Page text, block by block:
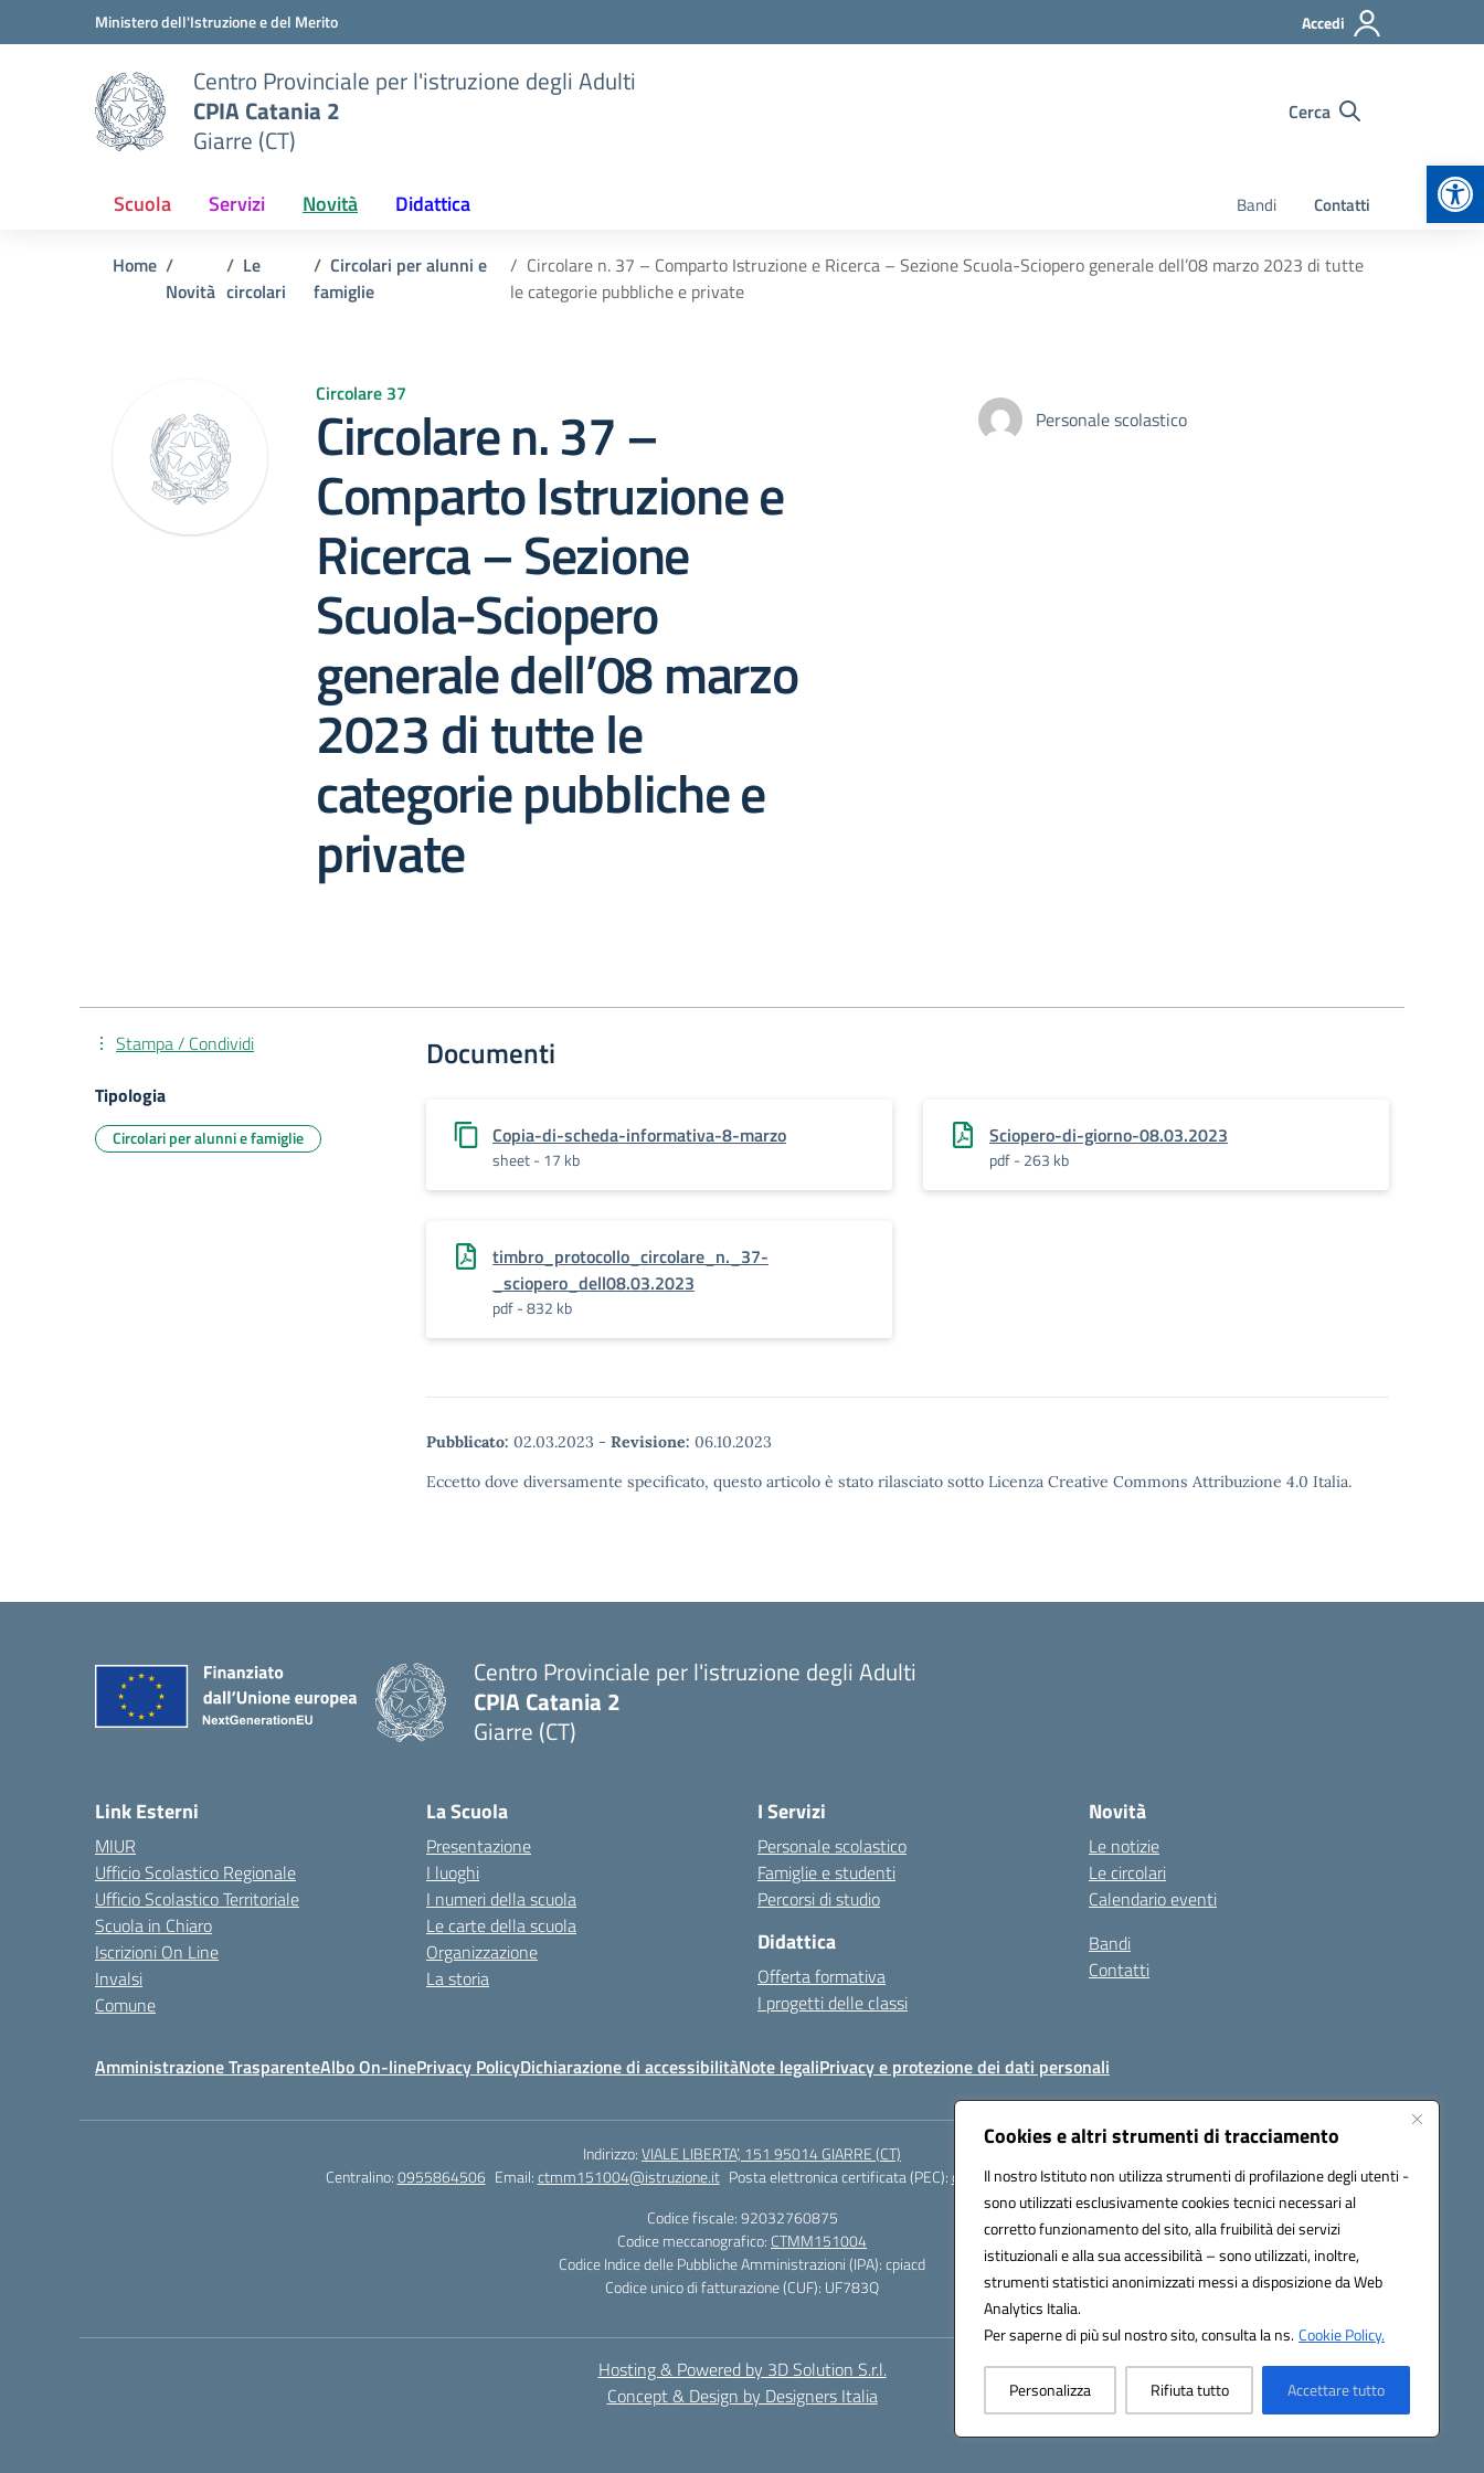
Cookies e altri strumenti di tracciamento
Il nostro Istituto non utilizza strumenti di profilazione degli utenti -
sono utilizzati esclusivamente cookies tecnici necessari al
corretto funzionamento del sito, alla fruibilità dei servizi
istituzionali e alla sua accessibilità – sono utilizzati, inoltre,
strumenti statistici anonimizzati messi a disposizione da Web
Analytics Italia.
Per saperne di più sul nostro sito, consulta la ns.Cookie Policy.
Personalizza Rifiuta tutto Accettare tutto
Vai ai contenuti
Vai al menu di navigazioneMinistero dell'Istruzione e del Merito Accedi
Centro Provinciale per l'istruzione degli Adulti
CPIA Catania 2
Giarre (CT)
Cerca
Scuola Servizi Novità Didattica Bandi Contatti
Home
Novità
Le
circolari
Circolari per alunni e
famiglie
Circolare n. 37 – Comparto Istruzione e Ricerca – Sezione Scuola-Sciopero generale dell’08 marzo 2023 di tutte
le categorie pubbliche e private
Circolare 37
Circolare n. 37 –
Comparto Istruzione e
Ricerca – Sezione
Scuola-Sciopero
generale dell’08 marzo
2023 di tutte le
categorie pubbliche e
private
Personale scolastico
Documenti
Copia-di-scheda-informativa-8-marzo
sheet - 17 kb
Sciopero-di-giorno-08.03.2023
pdf - 263 kb
timbro_protocollo_circolare_n._37-
_sciopero_dell08.03.2023
pdf - 832 kb
Pubblicato: 02.03.2023 - Revisione: 06.10.2023
Eccetto dove diversamente specificato, questo articolo è stato rilasciato sotto Licenza Creative Commons Attribuzione 4.0 Italia.
Stampa / Condividi
Tipologia
Circolari per alunni e famiglie
Centro Provinciale per l'istruzione degli Adulti
CPIA Catania 2
Giarre (CT)
Link Esterni
MIUR
Ufficio Scolastico Regionale
Ufficio Scolastico Territoriale
Scuola in Chiaro
Iscrizioni On Line
Invalsi
Comune
La Scuola
Presentazione
I luoghi
I numeri della scuola
Le carte della scuola
Organizzazione
La storia
I Servizi
Personale scolastico
Famiglie e studenti
Percorsi di studio
Didattica
Offerta formativa
I progetti delle classi
Novità
Le notizie
Le circolari
Calendario eventi
Bandi
Contatti
Amministrazione TrasparenteAlbo On-linePrivacy PolicyDichiarazione di accessibilitàNote legaliPrivacy e protezione dei dati personali
Indirizzo:VIALE LIBERTA’, 151 95014 GIARRE (CT)
Centralino:0955864506 Email:ctmm151004@istruzione.it Posta elettronica certificata (PEC):ctmm151004@pec.istruzione.it
Codice fiscale: 92032760875
Codice meccanografico: CTMM151004
Codice Indice delle Pubbliche Amministrazioni (IPA): cpiacd
Codice unico di fatturazione (CUF): UF783Q
Hosting & Powered by 3D Solution S.r.l.
Concept & Design by Designers Italia